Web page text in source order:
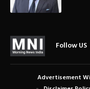
Follow US
Advertisement